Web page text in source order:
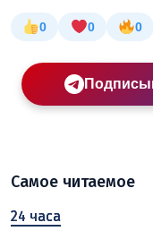
0 0 0
Самое читаемое
24 часа